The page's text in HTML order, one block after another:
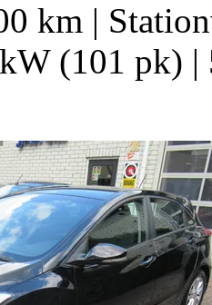
km |
(101 pk) |